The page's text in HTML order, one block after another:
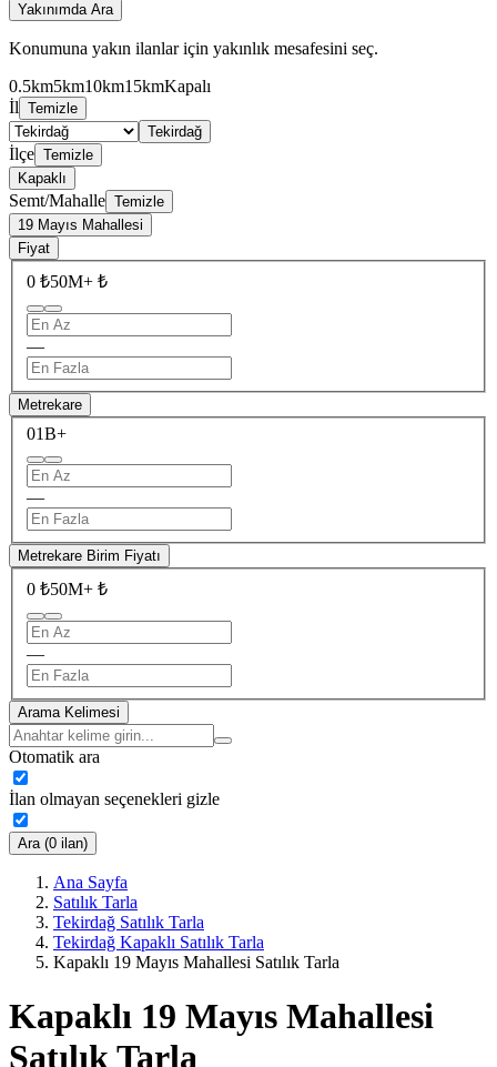
Yakınımda Ara
Konumuna yakın ilanlar için yakınlık mesafesini seç.
0.5km5km10km15kmKapalı
İl Temizle
Tekirdağ
İlçe Temizle
Kapaklı
Semt/Mahalle Temizle
19 Mayıs Mahallesi
Fiyat
0 ₺50M+ ₺
—
Metrekare
01B+
—
Metrekare Birim Fiyatı
0 ₺50M+ ₺
—
Arama Kelimesi
Otomatik ara
İlan olmayan seçenekleri gizle
Ara (0 ilan)
Ana Sayfa
Satılık Tarla
Tekirdağ Satılık Tarla
Tekirdağ Kapaklı Satılık Tarla
Kapaklı 19 Mayıs Mahallesi Satılık Tarla
Kapaklı 19 Mayıs Mahallesi
Satılık Tarla